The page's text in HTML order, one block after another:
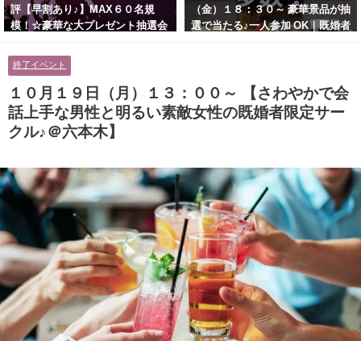
評【早割あり♪】MAX６０名規
模！☆豪華な大プレゼント抽選会
男性とオシャレ好きで落ち着いた
大人女性の既婚者限定ビッグパー
ティー♪＠茶屋町】
（金）１８：３０～ 豪華景品が抽
選で当たる♪一人参加 OK｜既婚者
女性の既婚者限定ビッグパーティ
ー♪＠池袋】
終了イベント
１０月１９日（月）１３：００～ 【さわやかで会
話上手な男性と明るい素敵女性の既婚者限定サー
クル♪＠六本木】